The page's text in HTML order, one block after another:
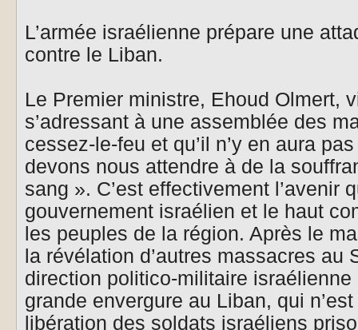
L’armée israélienne prépare une
contre le Liban.
Le Premier ministre, Ehoud Olmert,
s’adressant à une assemblée des
cessez-le-feu et qu’il n’y en aura
devons nous attendre à de la
sang ». C’est effectivement l’avenir
gouvernement israélien et le haut
les peuples de la région. Après le
la révélation d’autres massacres au
direction politico-militaire
grande envergure au Liban, qui
libération des soldats israéliens